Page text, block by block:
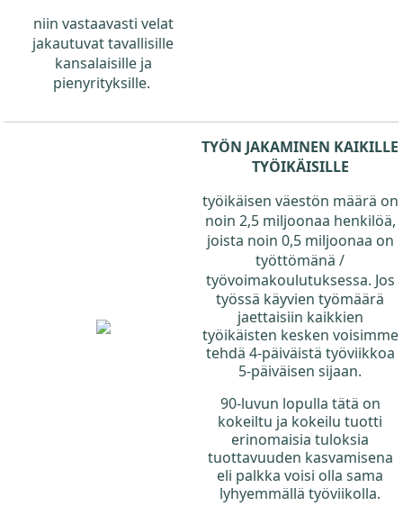
niin vastaavasti velat
jakautuvat tavallisille
kansalaisille ja
pienyrityksille.
TYÖN JAKAMINEN KAIKILLE
TYÖIKÄISILLE
työikäisen väestön määrä on
noin 2,5 miljoonaa henkilöä,
joista noin 0,5 miljoonaa on
työttömänä /
työvoimakoulutuksessa. Jos
työssä käyvien työmäärä
jaettaisiin kaikkien
työikäisten kesken voisimme
tehdä 4-päiväistä työviikkoa
5-päiväisen sijaan.
90-luvun lopulla tätä on
kokeiltu ja kokeilu tuotti
erinomaisia tuloksia
tuottavuuden kasvamisena
eli palkka voisi olla sama
lyhyemmällä työviikolla.